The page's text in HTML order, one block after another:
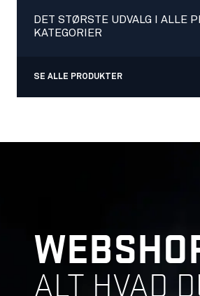
DET STØRSTE UDVALG I ALLE
KATEGORIER
SE ALLE PRODUKTER
ALT HVAD